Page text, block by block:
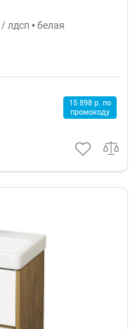
лдсп • белая
15 898 р. по
промокоду